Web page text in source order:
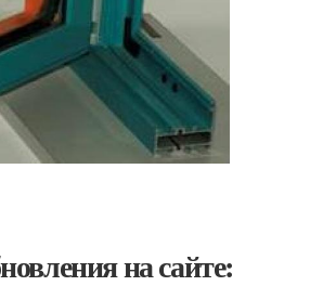
на сайте: